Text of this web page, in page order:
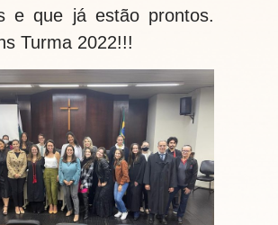
e que já estão prontos.
Turma 2022!!!